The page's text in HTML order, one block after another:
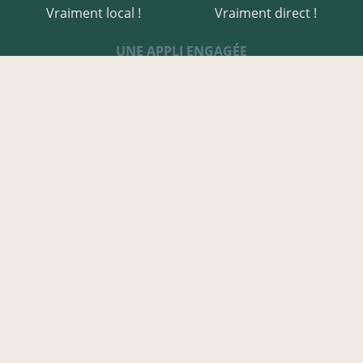
Vraiment local !
Vraiment direct !
UNE APPLI ENGAGÉE